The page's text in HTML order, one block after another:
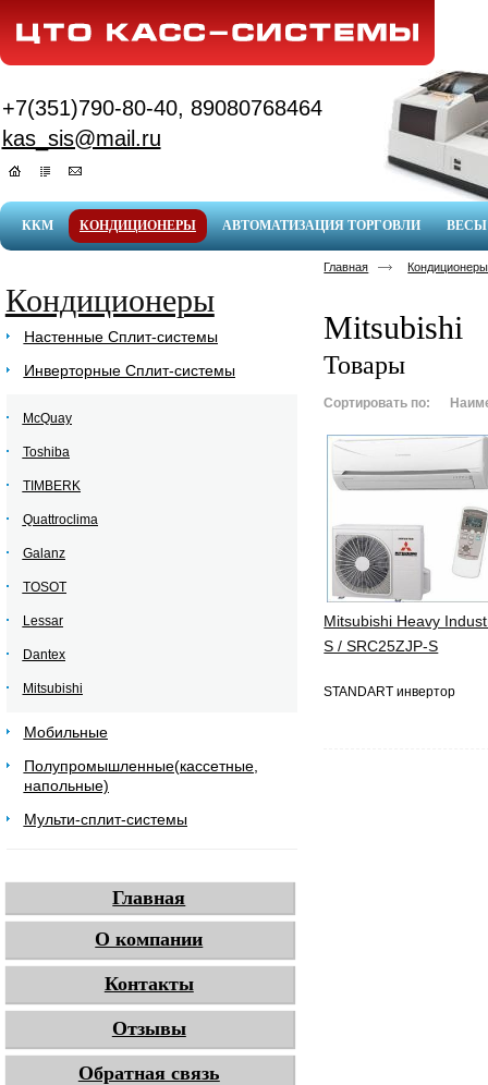
+7(351)790-80-40, 89080768464
kas_sis@mail.ru
ККМ КОНДИЦИОНЕРЫ АВТОМАТИЗАЦИЯ ТОРГОВЛИ ВЕСЫ
Кондиционеры
Настенные Сплит-системы
Инверторные Сплит-системы
McQuay
Toshiba
TIMBERK
Quattroclima
Galanz
TOSOT
Lessar
Dantex
Mitsubishi
Мобильные
Полупромышленные(кассетные,
напольные)
Мульти-сплит-системы
Главная
О компании
Контакты
Отзывы
Обратная связь
Главная
Mitsubishi
Товары
Сортировать по:
Mitsubishi Heavy
S / SRC25ZJP-S
STANDART инвертор